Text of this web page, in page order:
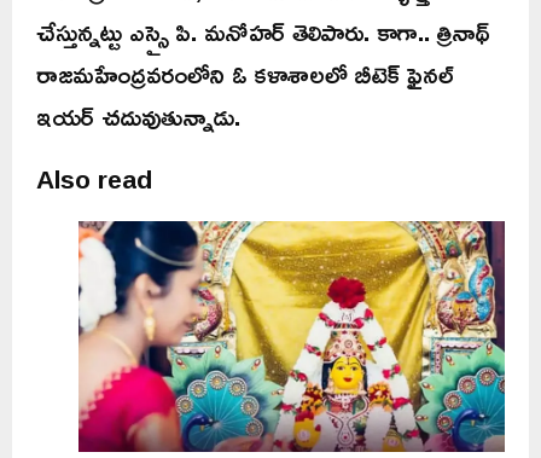
చేస్తున్నట్టు ఎస్సై పి. మనోహర్ తెలిపారు. కాగా.. త్రినాథ్
రాజమహేంద్రవరంలోని ఓ కళాశాలలో బీటెక్ ఫైనల్
ఇయర్ చదువుతున్నాడు.
Also read